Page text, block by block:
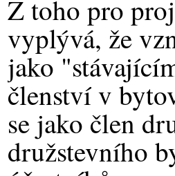
Z toho pro
vyplývá, že
jako
členství v
se jako člen
družstevního